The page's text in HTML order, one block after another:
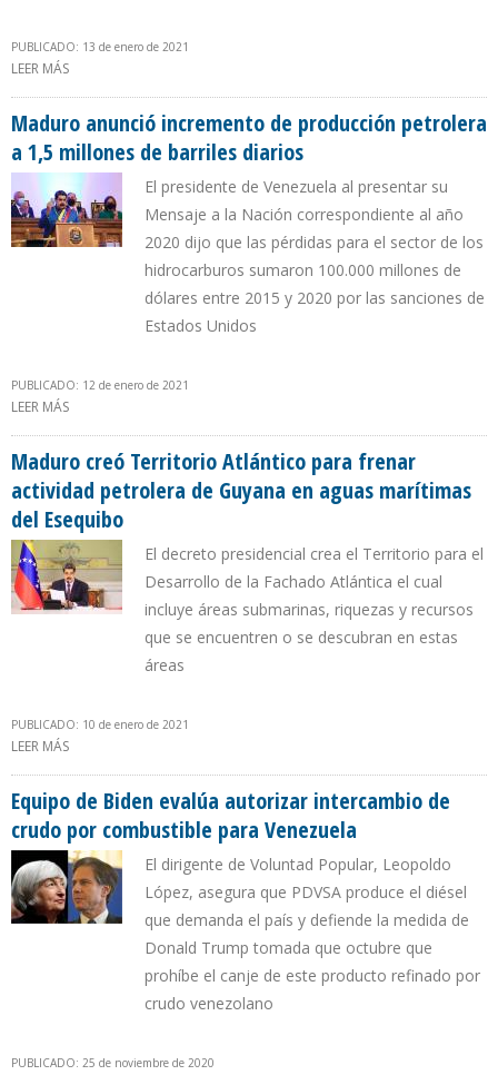
PUBLICADO: 13 de enero de 2021
LEER MÁS
Maduro anunció incremento de producción petrolera
a 1,5 millones de barriles diarios
El presidente de Venezuela al presentar su
Mensaje a la Nación correspondiente al año
2020 dijo que las pérdidas para el sector de los
hidrocarburos sumaron 100.000 millones de
dólares entre 2015 y 2020 por las sanciones de
Estados Unidos
PUBLICADO: 12 de enero de 2021
LEER MÁS
Maduro creó Territorio Atlántico para frenar
actividad petrolera de Guyana en aguas marítimas
del Esequibo
El decreto presidencial crea el Territorio para el
Desarrollo de la Fachado Atlántica el cual
incluye áreas submarinas, riquezas y recursos
que se encuentren o se descubran en estas
áreas
PUBLICADO: 10 de enero de 2021
LEER MÁS
ESEQUIBO
Equipo de Biden evalúa autorizar intercambio de
crudo por combustible para Venezuela
El dirigente de Voluntad Popular, Leopoldo
López, asegura que PDVSA produce el diésel
que demanda el país y defiende la medida de
Donald Trump tomada que octubre que
prohíbe el canje de este producto refinado por
crudo venezolano
PUBLICADO: 25 de noviembre de 2020